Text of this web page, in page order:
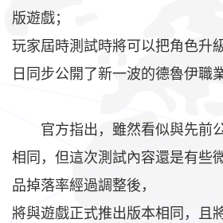
版遊戲；
玩家屆時測試時將可以把角色升
日同步公開了新一波的德魯伊職
官方指出，雖然看似與先前公
相同，但這次測試內容還是有些
品掉落率經過調整後，
將與遊戲正式推出版本相同，且